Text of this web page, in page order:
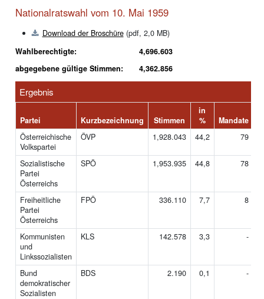
Nationalratswahl vom 10. Mai 1959
Download der Broschüre(pdf, 2,0 MB)
Wahlberechtigte:
4,696.603
abgegebene gültige Stimmen:
4,362.856
Ergebnis
Partei Kurzbezeichnung Stimmen
in
%
Mandate
Österreichische
Volkspartei
ÖVP 1,928.043 44,2 79
Sozialistische
Partei
Österreichs
SPÖ 1,953.935 44,8 78
Freiheitliche
Partei
Österreichs
FPÖ 336.110 7,7 8
Kommunisten
und
Linkssozialisten
KLS 142.578 3,3 -
Bund
demokratischer
Sozialisten
BDS 2.190 0,1 -